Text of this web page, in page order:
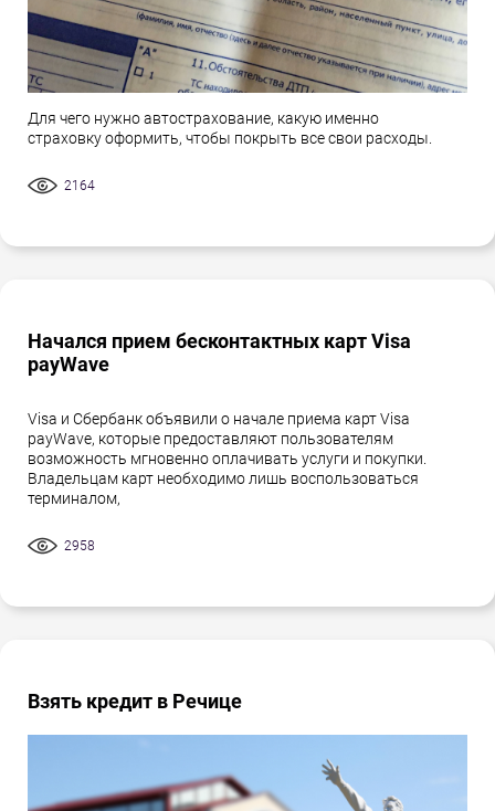
Для чего нужно автострахование, какую именно
страховку оформить, чтобы покрыть все свои расходы.
2164
Начался прием бесконтактных карт Visa
payWave
Visa и Сбербанк объявили о начале приема карт Visa
payWave, которые предоставляют пользователям
возможность мгновенно оплачивать услуги и покупки.
Владельцам карт необходимо лишь воспользоваться
терминалом,
2958
Взять кредит в Речице